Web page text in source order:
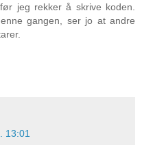
jeg rekker å skrive koden.
gangen, ser jo at andre
13:01